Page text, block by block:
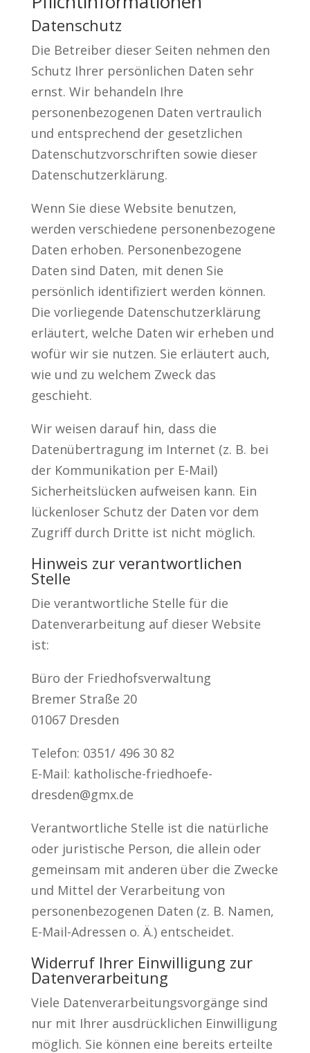
Datenschutz
Die Betreiber dieser Seiten nehmen den
Schutz Ihrer persönlichen Daten sehr
ernst. Wir behandeln Ihre
personenbezogenen Daten vertraulich
und entsprechend der gesetzlichen
Datenschutzvorschriften sowie dieser
Datenschutzerklärung.
Wenn Sie diese Website benutzen,
werden verschiedene personenbezogene
Daten erhoben. Personenbezogene
Daten sind Daten, mit denen Sie
persönlich identifiziert werden können.
Die vorliegende Datenschutzerklärung
erläutert, welche Daten wir erheben und
wofür wir sie nutzen. Sie erläutert auch,
wie und zu welchem Zweck das
geschieht.
Wir weisen darauf hin, dass die
Datenübertragung im Internet (z. B. bei
der Kommunikation per E-Mail)
Sicherheitslücken aufweisen kann. Ein
lückenloser Schutz der Daten vor dem
Zugriff durch Dritte ist nicht möglich.
Hinweis zur verantwortlichen
Stelle
Die verantwortliche Stelle für die
Datenverarbeitung auf dieser Website
ist:
Büro der Friedhofsverwaltung
Bremer Straße 20
01067 Dresden
Telefon: 0351/ 496 30 82
E-Mail: katholische-friedhoefe-
dresden@gmx.de
Verantwortliche Stelle ist die natürliche
oder juristische Person, die allein oder
gemeinsam mit anderen über die Zwecke
und Mittel der Verarbeitung von
personenbezogenen Daten (z. B. Namen,
E-Mail-Adressen o. Ä.) entscheidet.
Widerruf Ihrer Einwilligung zur
Datenverarbeitung
Viele Datenverarbeitungsvorgänge sind
nur mit Ihrer ausdrücklichen Einwilligung
möglich. Sie können eine bereits erteilte